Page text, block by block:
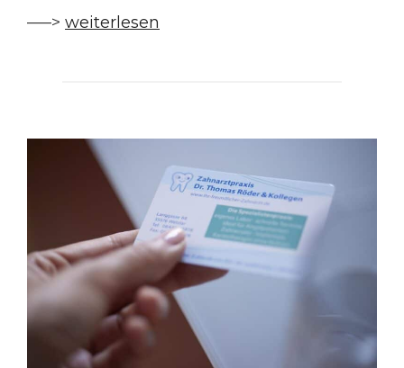
—–> weiterlesen